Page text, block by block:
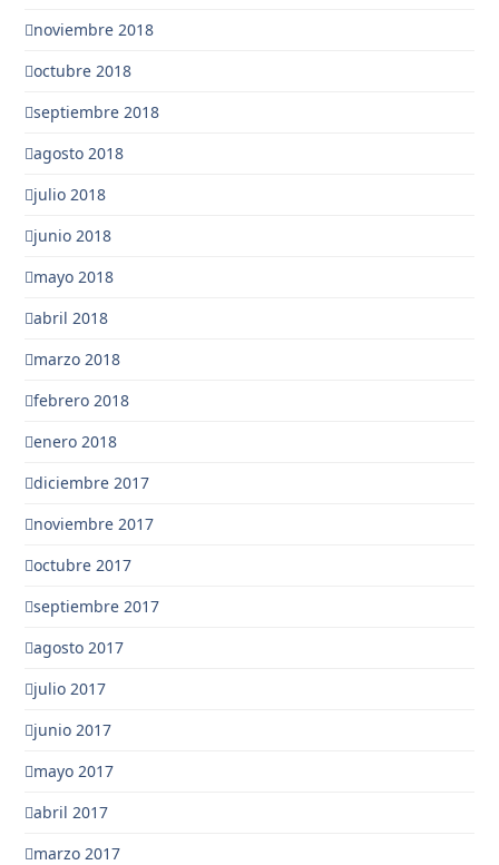
noviembre 2018
octubre 2018
septiembre 2018
agosto 2018
julio 2018
junio 2018
mayo 2018
abril 2018
marzo 2018
febrero 2018
enero 2018
diciembre 2017
noviembre 2017
octubre 2017
septiembre 2017
agosto 2017
julio 2017
junio 2017
mayo 2017
abril 2017
marzo 2017